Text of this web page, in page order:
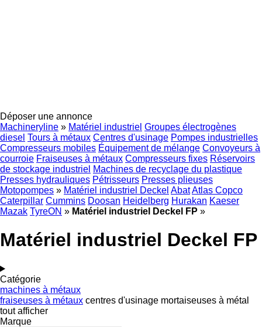
Déposer une annonce
Machineryline » Matériel industriel Groupes électrogènes
diesel Tours à métaux Centres d'usinage Pompes industrielles
Compresseurs mobiles Équipement de mélange Convoyeurs à
courroie Fraiseuses à métaux Compresseurs fixes Réservoirs
de stockage industriel Machines de recyclage du plastique
Presses hydrauliques Pétrisseurs Presses plieuses
Motopompes » Matériel industriel Deckel AbatAtlas Copco
Caterpillar Cummins Doosan Heidelberg Hurakan Kaeser
Mazak TyreON » Matériel industriel Deckel FP »
Matériel industriel Deckel FP
Catégorie
machines à métaux
fraiseuses à métaux centres d'usinage mortaiseuses à métal
tout afficher
Marque